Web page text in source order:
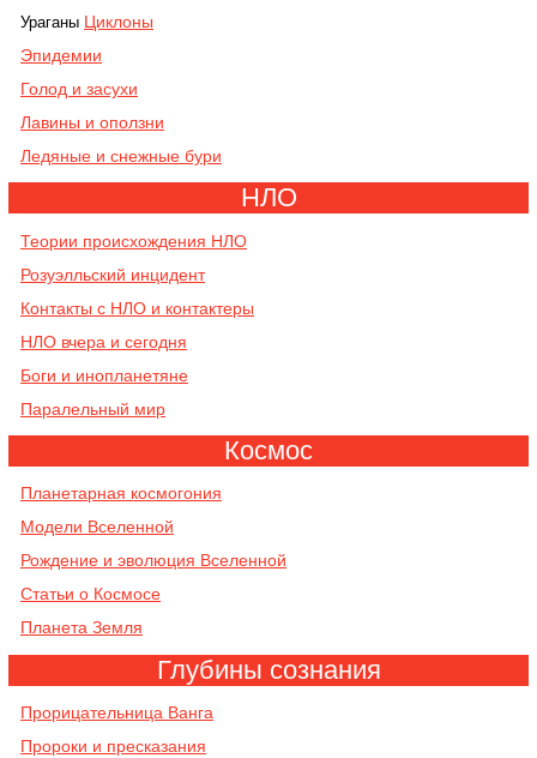
Ураганы Циклоны
Эпидемии
Голод и засухи
Лавины и оползни
Ледяные и снежные бури
НЛО
Теории происхождения НЛО
Розуэлльский инцидент
Контакты с НЛО и контактеры
НЛО вчера и сегодня
Боги и инопланетяне
Паралельный мир
Космос
Планетарная космогония
Модели Вселенной
Рождение и эволюция Вселенной
Cтатьи о Космосе
Планета Земля
Глубины сознания
Прорицательница Ванга
Пророки и пресказания